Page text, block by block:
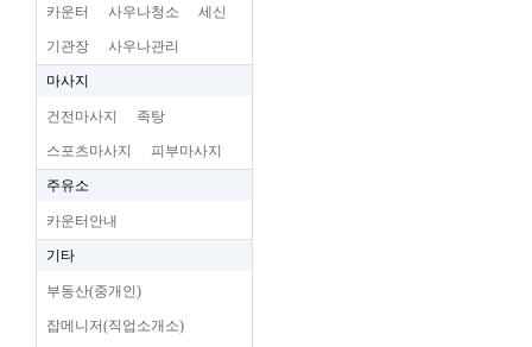
카운터 사우나청소 세신
기관장 사우나관리
마사지
건전마사지 족탕
스포츠마사지 피부마사지
주유소
카운터안내
기타
부동산(중개인)
잡메니저(직업소개소)